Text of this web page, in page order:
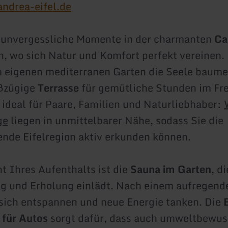
eifel.de
Momente in der charmanten
wo sich Natur und Komfort perfekt vereinen.
eigenen mediterranen Garten die Seele
Terrasse für gemütliche Stunden im
für Paare, Familien und Naturliebhaber:
liegen in unmittelbarer Nähe, sodass Sie die
Eifelregion aktiv erkunden können.
Ihres Aufenthalts ist die Sauna im Garten,
und Erholung einlädt. Nach einem
entspannen und neue Energie tanken. Die
Autos sorgt dafür, dass auch